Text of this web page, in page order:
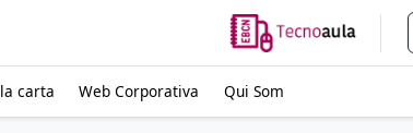
carta Web Corporativa Qui Som